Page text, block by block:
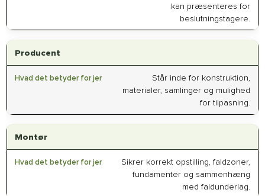
kan præsenteres for
beslutningstagere.
Producent
Står inde for konstruktion,
materialer, samlinger og mulighed
for tilpasning.
Montør
Sikrer korrekt opstilling, faldzoner,
fundamenter og sammenhæng
med faldunderlag.